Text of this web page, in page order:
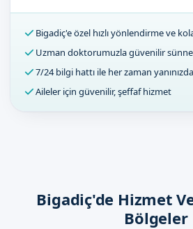
Bigadiç'e özel hızlı yönlendirme ve
Uzman doktorumuzla güvenilir
7/24 bilgi hattı ile her zaman
Aileler için güvenilir, şeffaf hizmet
Bigadiç'de Hizmet
Bölgeler